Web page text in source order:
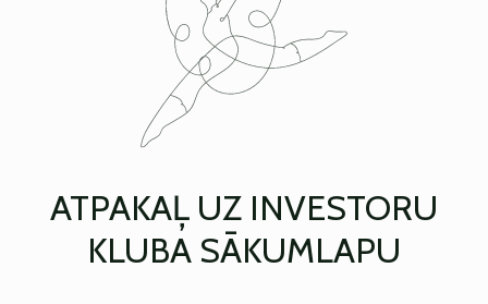
ATPAKAĻ UZ INVESTORU
KLUBA SĀKUMLAPU